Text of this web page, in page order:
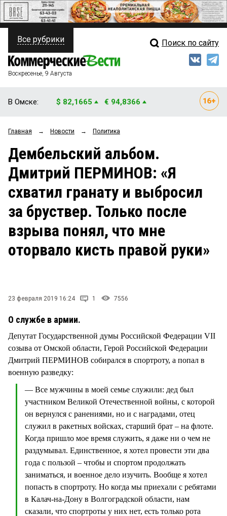
ПОЛИТИКА
ФИНАНСЫ
ОБЩЕСТВО
ЗАКОН
НОВОСТИ КОМПАНИЙ
ПРОИСШЕСТВИЯ
СТИЛЬ ЖИЗНИ
Свежий выпуск
Рейтинги
Блоги
Архив
Все рубрики Поиск по сайту
Воскресенье, 9 Августа
В Омске: $ 82,1665 € 94,8366
Главная → Новости → Политика
Дембельский альбом.
Дмитрий ПЕРМИНОВ: «Я
схватил гранату и выбросил
за бруствер. Только после
взрыва понял, что мне
оторвало кисть правой руки»
23 февраля 2019 16:24 1 7556
О службе в армии.
Депутат Государственной думы Российской Федерации VII
созыва от Омской области, Герой Российской Федерации
Дмитрий ПЕРМИНОВ собирался в спортроту, а попал в
военную разведку:
— Все мужчины в моей семье служили: дед был
участником Великой Отечественной войны, с которой
он вернулся с ранениями, но и с наградами, отец
служил в ракетных войсках, старший брат – на флоте.
Когда пришло мое время служить, я даже ни о чем не
раздумывал. Единственное, я хотел провести эти два
года с пользой – чтобы и спортом продолжать
заниматься, и военное дело изучить. Вообще я хотел
попасть в спортроту. Но когда мы приехали с ребятами
в Калач-на-Дону в Волгоградской области, нам
сказали, что спортроты у них нет, есть только рота